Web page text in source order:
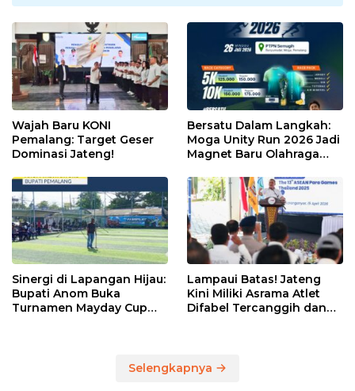
Wajah Baru KONI
Pemalang: Target Geser
Dominasi Jateng!
Bersatu Dalam Langkah:
Moga Unity Run 2026 Jadi
Magnet Baru Olahraga
Sinergi di Lapangan Hijau:
Bupati Anom Buka
Turnamen Mayday Cup
Lampaui Batas! Jateng
Kini Miliki Asrama Atlet
Difabel Tercanggih dan
Selengkapnya